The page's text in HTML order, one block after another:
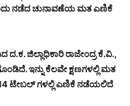
ನಡೆದ ಚುನಾವಣೆಯ ಮತ ಎಣಿಕೆ
ಜಿಲ್ಲಾಧಿಕಾರಿ ರಾಜೇಂದ್ರ ಕೆ.ವಿ.,
ಇನ್ನು ಕೆಲವೇ ಕ್ಷಣಗಳಲ್ಲಿ ಮತ
ಟೇಬಲ್ ಗಳಲ್ಲಿ ಎಣಿಕೆ ನಡೆಯಲಿದೆ